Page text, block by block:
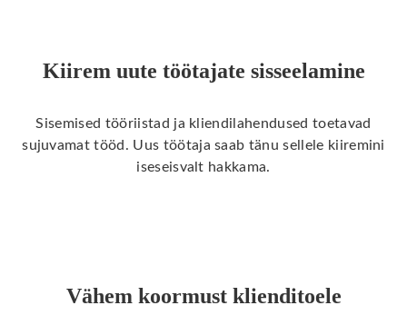
Kiirem uute töötajate sisseelamine
Sisemised tööriistad ja kliendilahendused toetavad
sujuvamat tööd. Uus töötaja saab tänu sellele kiiremini
iseseisvalt hakkama.
Vähem koormust klienditoele